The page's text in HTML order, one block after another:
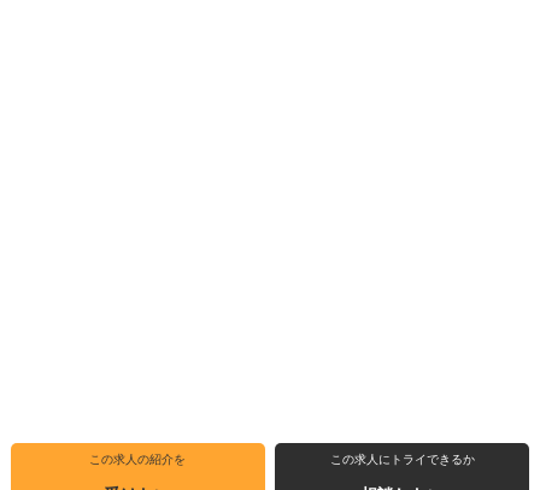
この求人の紹介を この求人にトライできるか